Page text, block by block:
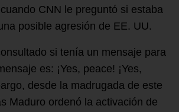
CNN le preguntó si estaba
posible agresión de EE. UU.
si tenía un mensaje para
es: ¡Yes, peace! ¡Yes,
desde la madrugada de este
Maduro ordenó la activación de